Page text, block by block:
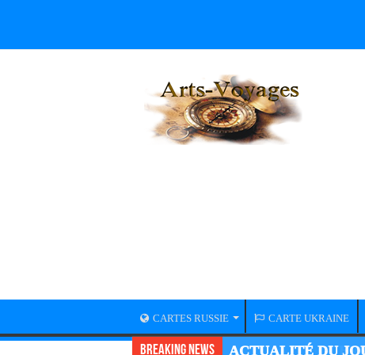
CARTES RUSSIE CARTE UKRAINE
Breaking News ACTUALITÉ